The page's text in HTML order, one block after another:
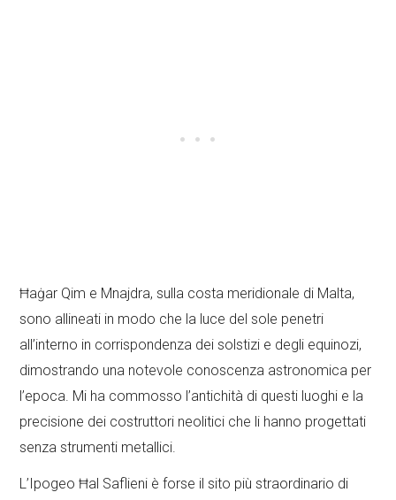
Ħaġar Qim e Mnajdra, sulla costa meridionale di Malta,
sono allineati in modo che la luce del sole penetri
all’interno in corrispondenza dei solstizi e degli equinozi,
dimostrando una notevole conoscenza astronomica per
l’epoca. Mi ha commosso l’antichità di questi luoghi e la
precisione dei costruttori neolitici che li hanno progettati
senza strumenti metallici.
L’Ipogeo Ħal Saflieni è forse il sito più straordinario di